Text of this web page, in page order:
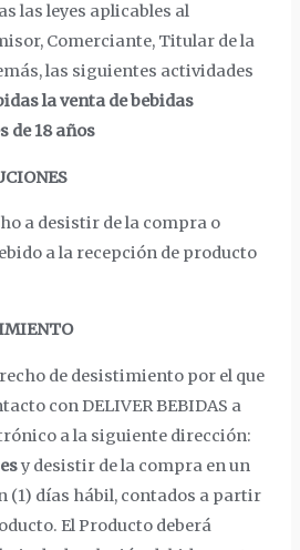
las leyes aplicables al
Comerciante, Titular de la
las siguientes actividades
la venta de bebidas
de 18 años
a desistir de la compra o
a la recepción de producto
de desistimiento por el que
con DELIVER BEBIDAS a
a la siguiente dirección:
y desistir de la compra en un
(1) días hábil, contados a partir
El Producto deberá